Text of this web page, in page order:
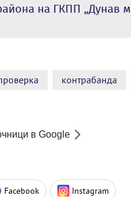
на ГКПП „Дунав
контрабанда
в Google
Facebook Instagram